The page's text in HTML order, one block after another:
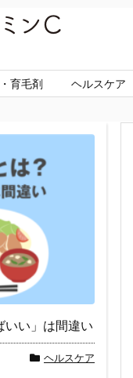
育毛剤 ヘルスケア
いい」は間違い
ヘルスケア